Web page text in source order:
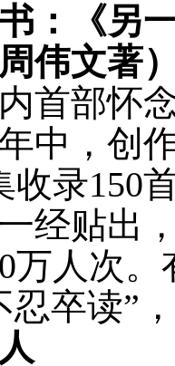
： 《另
伟文著
部怀念
中，创
收录150
经贴出
万人次
忍卒读”